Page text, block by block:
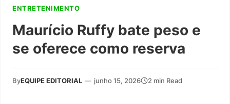
ENTRETENIMENTO
Maurício Ruffy bate peso e
se oferece como reserva
ByEQUIPE EDITORIAL — junho 15, 2026 2 min Read